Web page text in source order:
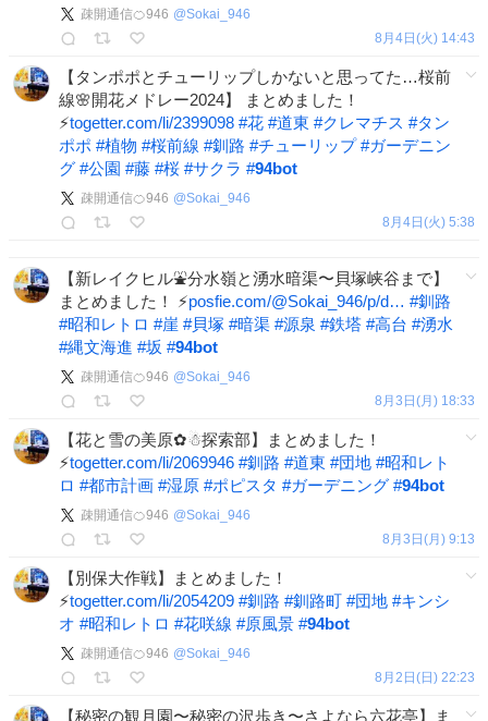
疎開通信🍊946 @Sokai_946
8月4日(火) 14:43
【タンポポとチューリップしかないと思ってた…桜前
線🌸開花メドレー2024】 まとめました！
⚡️togetter.com/li/2399098 #花 #道東 #クレマチス #タン
ポポ #植物 #桜前線 #釧路 #チューリップ #ガーデニン
グ #公園 #藤 #桜 #サクラ #94bot
疎開通信🍊946 @Sokai_946
8月4日(火) 5:38
【新レイクヒル⛲️分水嶺と湧水暗渠〜貝塚峡谷まで】
まとめました！ ⚡️posfie.com/@Sokai_946/p/d… #釧路
#昭和レトロ #崖 #貝塚 #暗渠 #源泉 #鉄塔 #高台 #湧水
#縄文海進 #坂 #94bot
疎開通信🍊946 @Sokai_946
8月3日(月) 18:33
【花と雪の美原✿☃探索部】まとめました！
⚡️togetter.com/li/2069946 #釧路 #道東 #団地 #昭和レト
ロ #都市計画 #湿原 #ポピスタ #ガーデニング #94bot
疎開通信🍊946 @Sokai_946
8月3日(月) 9:13
【別保大作戦】まとめました！
⚡️togetter.com/li/2054209 #釧路 #釧路町 #団地 #キンシ
オ #昭和レトロ #花咲線 #原風景 #94bot
疎開通信🍊946 @Sokai_946
8月2日(日) 22:23
【秘密の観月園〜秘密の沢歩き〜さよなら六花亭】ま